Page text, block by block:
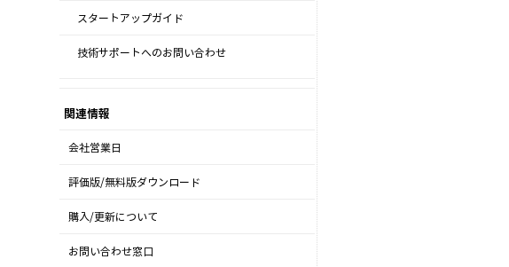
スタートアップガイド
技術サポートへのお問い合わせ
関連情報
会社営業日
評価版/無料版ダウンロード
購入/更新について
お問い合わせ窓口